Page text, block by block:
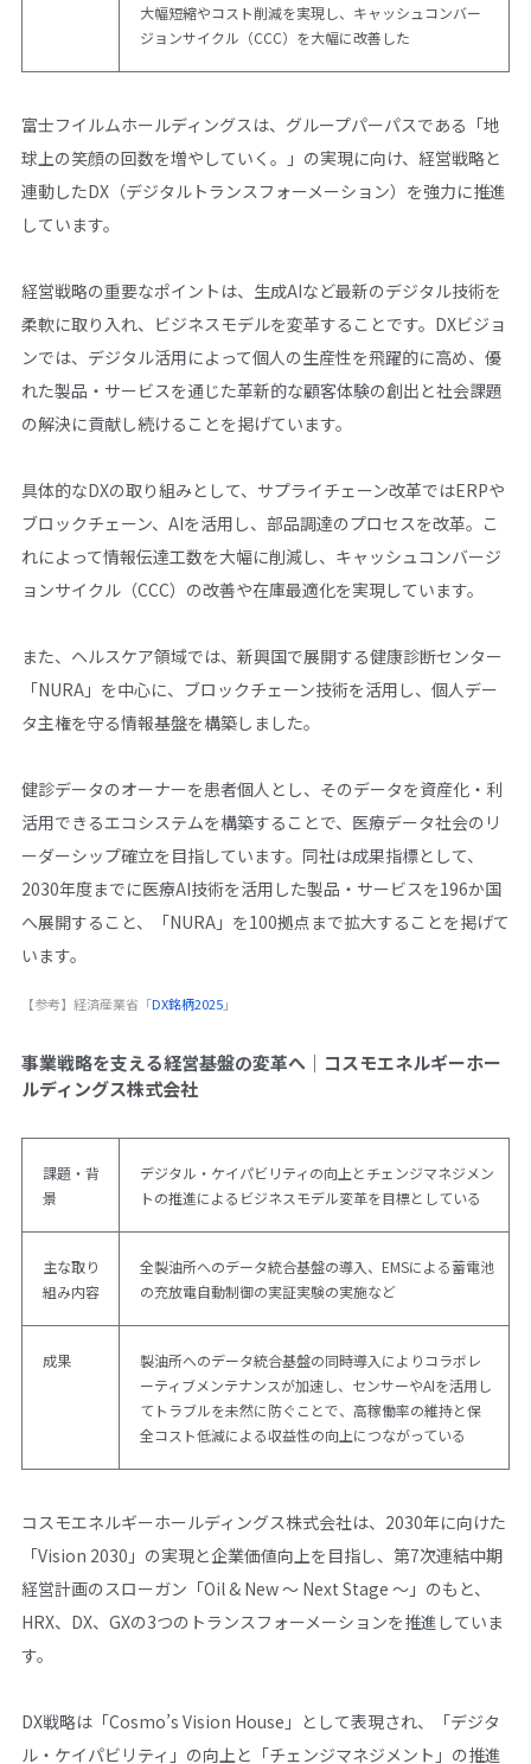
大幅短縮やコスト削減を実現し、キャッシュコンバー
ジョンサイクル（CCC）を大幅に改善した
富士フイルムホールディングスは、グループパーパスである「地
球上の笑顔の回数を増やしていく。」の実現に向け、経営戦略と
連動したDX（デジタルトランスフォーメーション）を強力に推進
しています。
経営戦略の重要なポイントは、生成AIなど最新のデジタル技術を
柔軟に取り入れ、ビジネスモデルを変革することです。DXビジョ
ンでは、デジタル活用によって個人の生産性を飛躍的に高め、優
れた製品・サービスを通じた革新的な顧客体験の創出と社会課題
の解決に貢献し続けることを掲げています。
具体的なDXの取り組みとして、サプライチェーン改革ではERPや
ブロックチェーン、AIを活用し、部品調達のプロセスを改革。こ
れによって情報伝達工数を大幅に削減し、キャッシュコンバージ
ョンサイクル（CCC）の改善や在庫最適化を実現しています。
また、ヘルスケア領域では、新興国で展開する健康診断センター
「NURA」を中心に、ブロックチェーン技術を活用し、個人デー
タ主権を守る情報基盤を構築しました。
健診データのオーナーを患者個人とし、そのデータを資産化・利
活用できるエコシステムを構築することで、医療データ社会のリ
ーダーシップ確立を目指しています。同社は成果指標として、
2030年度までに医療AI技術を活用した製品・サービスを196か国
へ展開すること、「NURA」を100拠点まで拡大することを掲げて
います。
【参考】経済産業省「DX銘柄2025」
事業戦略を支える経営基盤の変革へ｜コスモエネルギーホー
ルディングス株式会社
課題・背
景
デジタル・ケイパビリティの向上とチェンジマネジメン
トの推進によるビジネスモデル変革を目標としている
主な取り
組み内容
全製油所へのデータ統合基盤の導入、EMSによる蓄電池
の充放電自動制御の実証実験の実施など
成果
製油所へのデータ統合基盤の同時導入によりコラボレ
ーティブメンテナンスが加速し、センサーやAIを活用し
てトラブルを未然に防ぐことで、高稼働率の維持と保
全コスト低減による収益性の向上につながっている
コスモエネルギーホールディングス株式会社は、2030年に向けた
「Vision 2030」の実現と企業価値向上を目指し、第7次連結中期
経営計画のスローガン「Oil & New ～ Next Stage ～」のもと、
HRX、DX、GXの3つのトランスフォーメーションを推進していま
す。
DX戦略は「Cosmo’s Vision House」として表現され、「デジタ
ル・ケイパビリティ」の向上と「チェンジマネジメント」の推進